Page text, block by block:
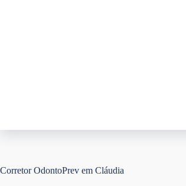
Corretor OdontoPrev em Cláudia